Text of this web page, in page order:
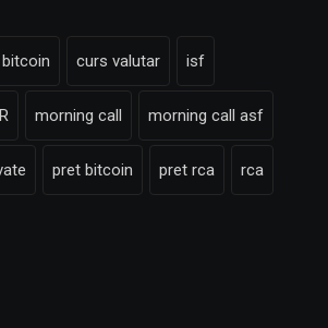
bitcoin curs valutar isf
morning call morning call asf
pret bitcoin pret rca rca